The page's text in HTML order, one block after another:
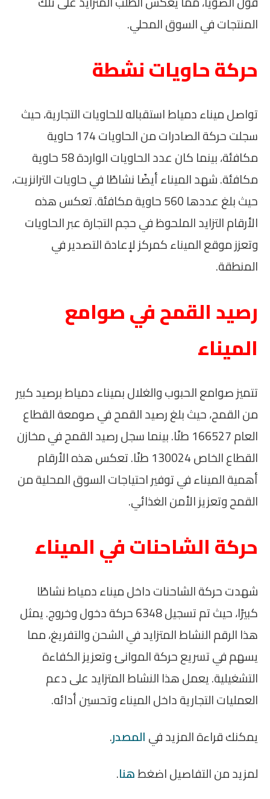
المنتجات في السوق المحلي.
حركة حاويات نشطة
تواصل ميناء دمياط استقباله للحاويات التجارية، حيث
سجلت حركة الصادرات من الحاويات 174 حاوية
مكافئة، بينما كان عدد الحاويات الواردة 58 حاوية
مكافئة. شهد الميناء أيضًا نشاطًا في حاويات الترانزيت،
حيث بلغ عددها 560 حاوية مكافئة. تعكس هذه
الأرقام التزايد الملحوظ في حجم التجارة عبر الحاويات
وتعزز موقع الميناء كمركز لإعادة التصدير في
المنطقة.
رصيد القمح في صوامع
الميناء
تتميز صوامع الحبوب والغلال بميناء دمياط برصيد كبير
من القمح، حيث بلغ رصيد القمح في صومعة القطاع
العام 166527 طنًا. بينما سجل رصيد القمح في مخازن
القطاع الخاص 130024 طنًا. تعكس هذه الأرقام
أهمية الميناء في توفير احتياجات السوق المحلية من
القمح وتعزيز الأمن الغذائي.
حركة الشاحنات في الميناء
شهدت حركة الشاحنات داخل ميناء دمياط نشاطًا
كبيرًا، حيث تم تسجيل 6348 حركة دخول وخروج. يمثل
هذا الرقم النشاط المتزايد في الشحن والتفريغ، مما
يسهم في تسريع حركة الموانئ وتعزيز الكفاءة
التشغيلية. يعمل هذا النشاط المتزايد على دعم
العمليات التجارية داخل الميناء وتحسين أدائه.
يمكنك قراءة المزيد فيالمصدر.
لمزيد من التفاصيل اضغطهنا.